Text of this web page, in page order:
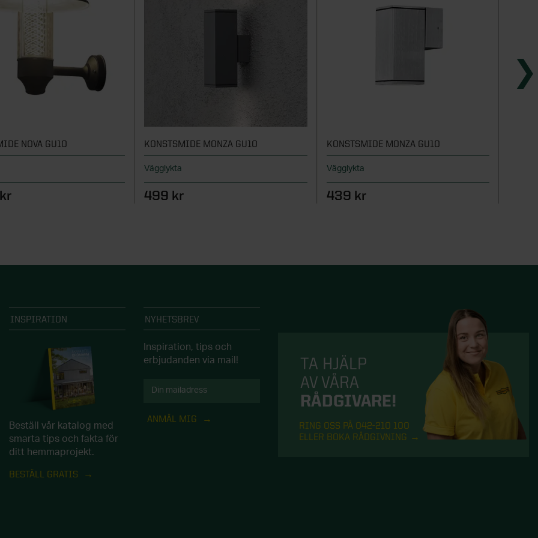
NOVA GU10 KONSTSMIDE MONZA GU10
Vägglykta
499 kr
KONSTSMIDE MONZA GU10
Vägglykta
439 kr
INSPIRATION
Beställ vår katalog med
smarta tips och fakta för
ditt hemmaprojekt.
BESTÄLL GRATIS
NYHETSBREV
Inspiration, tips och
erbjudanden via mail!
ANMÄL MIG
TA HJÄLP
AV VÅRA
RÅDGIVARE!
RING OSS PÅ 042-210 100
ELLER BOKA RÅDGIVNING